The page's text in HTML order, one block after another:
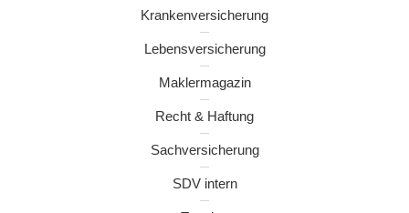
Krankenversicherung
Lebensversicherung
Maklermagazin
Recht & Haftung
Sachversicherung
SDV intern